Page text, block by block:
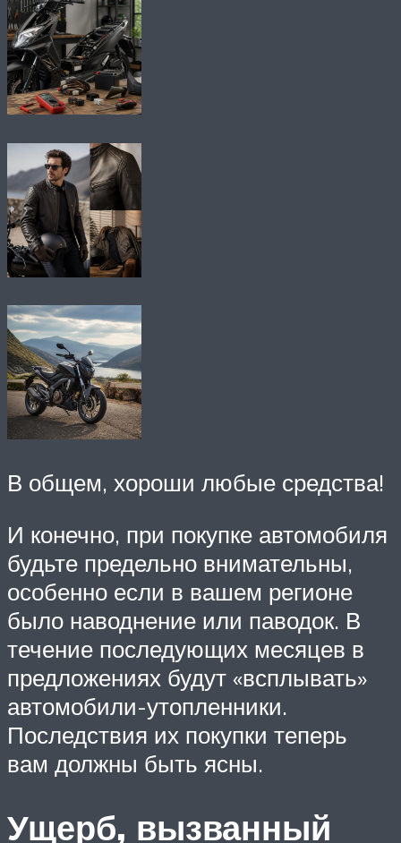
В общем, хороши любые средства!
И конечно, при покупке автомобиля
будьте предельно внимательны,
особенно если в вашем регионе
было наводнение или паводок. В
течение последующих месяцев в
предложениях будут «всплывать»
автомобили-утопленники.
Последствия их покупки теперь
вам должны быть ясны.
Ущерб, вызванный